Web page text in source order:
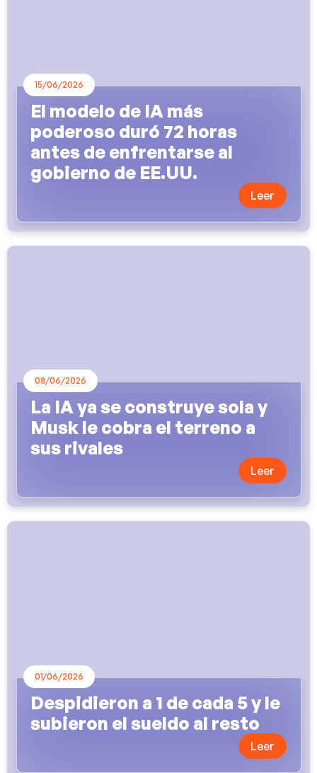
15/06/2026
El modelo de IA más
poderoso duró 72 horas
antes de enfrentarse al
gobierno de EE.UU.
Leer
08/06/2026
La IA ya se construye sola y
Musk le cobra el terreno a
sus rivales
Leer
01/06/2026
Despidieron a 1 de cada 5 y le
subieron el sueldo al resto
Leer